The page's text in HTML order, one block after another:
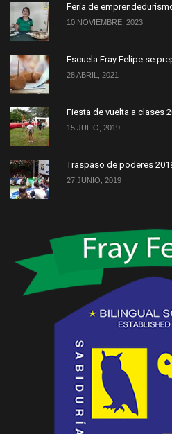
Feria de
10 NOVIEMBRE, 2023
Escuela Fray Felipe se
28 ABRIL, 2021
Fiesta de vuelta a clases
15 JULIO, 2019
Traspaso de poderes
27 JUNIO, 2019